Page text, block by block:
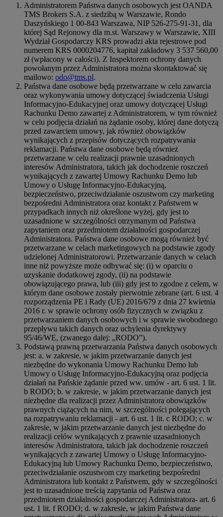
Administratorem Państwa danych osobowych jest OANDA
TMS Brokers S.A. z siedzibą w Warszawie, Rondo
Daszyńskiego 1 00-843 Warszawa, NIP 526-275-91-31, dla
której Sąd Rejonowy dla m.st. Warszawy w Warszawie, XIII
Wydział Gospodarczy KRS prowadzi akta rejestrowe pod
numerem KRS 0000204776, kapitał zakładowy 3 537 560,00
zł (wpłacony w całości). Z Inspektorem ochrony danych
powołanym przez Administratora można skontaktować się
mailowo: odo@tms.pl.
Państwa dane osobowe będą przetwarzane w celu zawarcia
oraz wykonywania umowy dotyczącej świadczenia Usługi
Informacyjno-Edukacyjnej oraz umowy dotyczącej Usługi
Rachunku Demo zawartej z Administratorem, w tym również
w celu podjęcia działań na żądanie osoby, której dane dotyczą
przed zawarciem umowy, jak również obowiązków
wynikających z przepisów dotyczących rozpatrywania
reklamacji. Państwa dane osobowe będą również
przetwarzane w celu realizacji prawnie uzasadnionych
interesów Administratora, takich jak dochodzenie roszczeń
wynikających z zawartej Umowy Rachunku Demo lub
Umowy o Usługę Informacyjno-Edukacyjną,
bezpieczeństwo, przeciwdziałanie oszustwom czy marketing
bezpośredni Administratora oraz kontakt z Państwem w
przypadkach innych niż określone wyżej, gdy jest to
uzasadnione w szczególności otrzymanym od Państwa
zapytaniem oraz przedmiotem działalności gospodarczej
Administratora. Państwa dane osobowe mogą również być
przetwarzane w celach marketingowych na podstawie zgody
udzielonej Administratorowi. Przetwarzanie danych w celach
inne niż powyższe może odbywać się: (i) w oparciu o
uzyskanie dodatkowej zgody, (ii) na podstawie
obowiązującego prawa, lub (iii) gdy jest to zgodne z celem, w
którym dane osobowe zostały pierwotnie zebrane (art. 6 ust. 4
rozporządzenia PE i Rady (UE) 2016/679 z dnia 27 kwietnia
2016 r. w sprawie ochrony osób fizycznych w związku z
przetwarzaniem danych osobowych i w sprawie swobodnego
przepływu takich danych oraz uchylenia dyrektywy
95/46/WE, (zwanego dalej: „RODO”).
Podstawą prawną przetwarzania Państwa danych osobowych
jest: a. w zakresie, w jakim przetwarzanie danych jest
niezbędne do wykonania Umowy Rachunku Demo lub
Umowy o Usługę Informacyjno-Edukacyjną oraz podjęcia
działań na Pańskie żądanie przed ww. umów - art. 6 ust. 1 lit.
b RODO; b. w zakresie, w jakim przetwarzanie danych jest
niezbędne dla realizacji przez Administratora obowiązków
prawnych ciążących na nim, w szczególności polegających
na rozpatrywaniu reklamacji - art. 6 ust. 1 lit. c RODO; c. w
zakresie, w jakim przetwarzanie danych jest niezbędne do
realizacji celów wynikających z prawnie uzasadnionych
interesów Administratora, takich jak dochodzenie roszczeń
wynikających z zawartej Umowy o Usługę Informacyjno-
Edukacyjną lub Umowy Rachunku Demo, bezpieczeństwo,
przeciwdziałanie oszustwom czy marketing bezpośredni
Administratora lub kontakt z Państwem, gdy w szczególności
jest to uzasadnione treścią zapytania od Państwa oraz
przedmiotem działalności gospodarczej Administratora- art. 6
ust. 1 lit. f RODO; d. w zakresie, w jakim Państwa dane